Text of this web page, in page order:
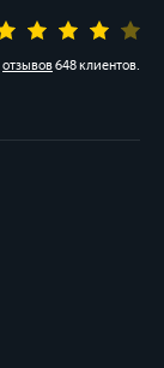
отзывов648 клиентов.